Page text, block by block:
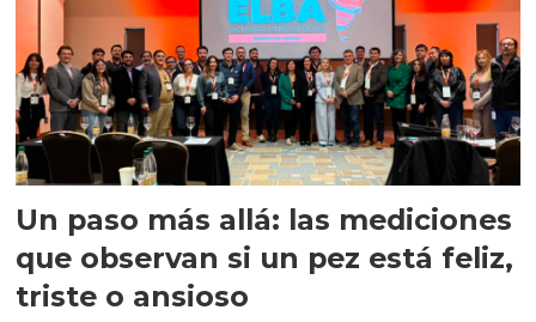
Un paso más allá: las mediciones
que observan si un pez está feliz,
triste o ansioso